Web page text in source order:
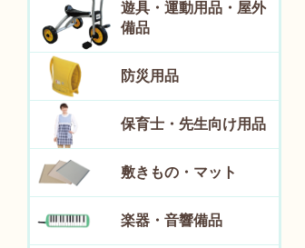
遊具・運動用品・屋外
備品
防災用品
保育士・先生向け用品
敷きもの・マット
楽器・音響備品